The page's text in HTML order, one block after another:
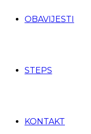
OBAVIJESTI
STEPS
KONTAKT